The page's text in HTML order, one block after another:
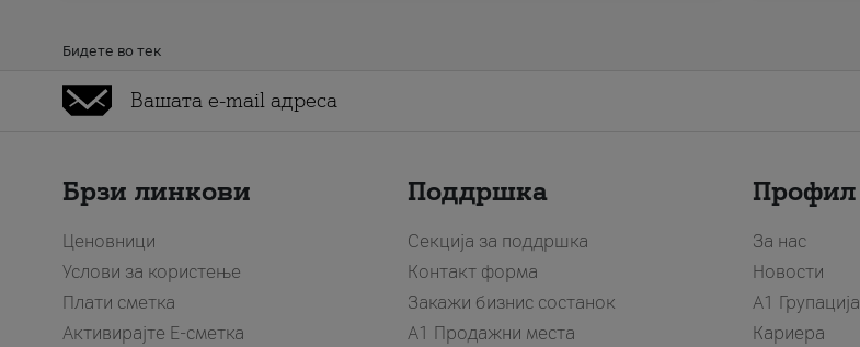
Бидете во тек
Брзи линкови
Ценовници
Услови за користење
Плати сметка
Активирајте Е-сметка
Поддршка
Секција за поддршка
Контакт форма
Закажи бизнис состанок
A1 Продажни места
Профил
За нас
Новости
А1 Групација
Кариера